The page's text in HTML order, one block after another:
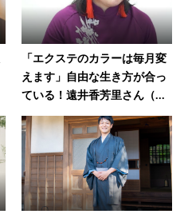
「エクステのカラーは毎月変
えます」自由な生き方が合っ
ている！遠井香芳里さん（...